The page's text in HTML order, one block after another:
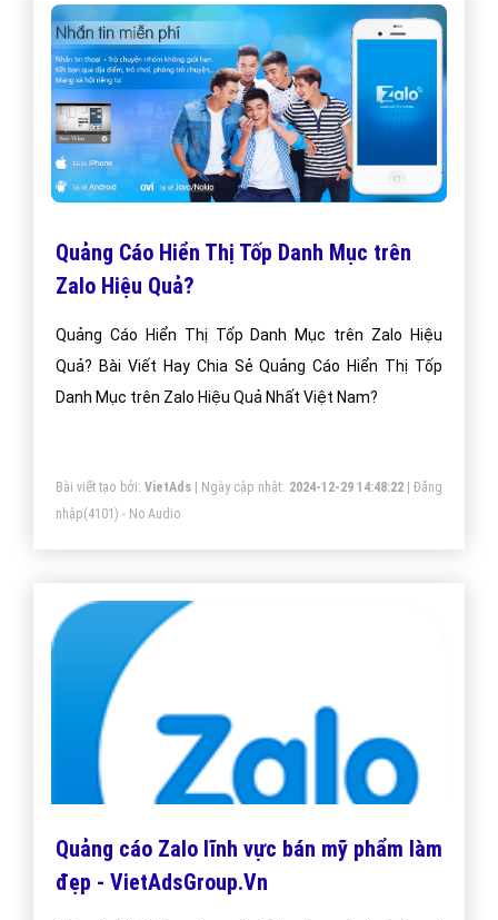
Quảng Cáo Hiển Thị Tốp Danh Mục trên
Zalo Hiệu Quả?
Quảng Cáo Hiển Thị Tốp Danh Mục trên Zalo Hiệu
Quả? Bài Viết Hay Chia Sẻ Quảng Cáo Hiển Thị Tốp
Danh Mục trên Zalo Hiệu Quả Nhất Việt Nam?
Bài viết tạo bởi: VietAds| Ngày cập nhật: 2024-12-29 14:48:22|Đăng
nhập(4101) - No Audio
Quảng cáo Zalo lĩnh vực bán mỹ phẩm làm
đẹp - VietAdsGroup.Vn